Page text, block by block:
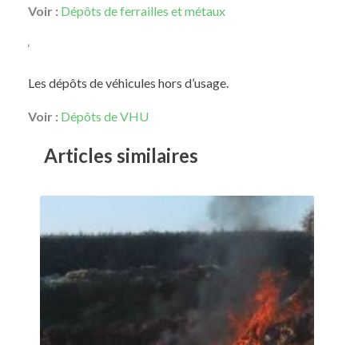
Voir : Dépôts de ferrailles et métaux
‘
Les dépôts de véhicules hors d’usage.
Voir : Dépôts de VHU
Articles similaires